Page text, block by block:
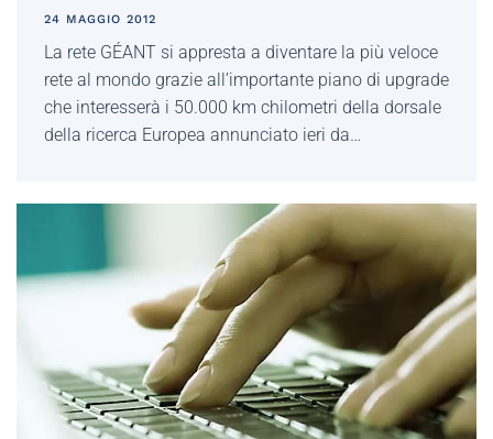
24 MAGGIO 2012
La rete GÉANT si appresta a diventare la più veloce
rete al mondo grazie all’importante piano di upgrade
che interesserà i 50.000 km chilometri della dorsale
della ricerca Europea annunciato ieri da…